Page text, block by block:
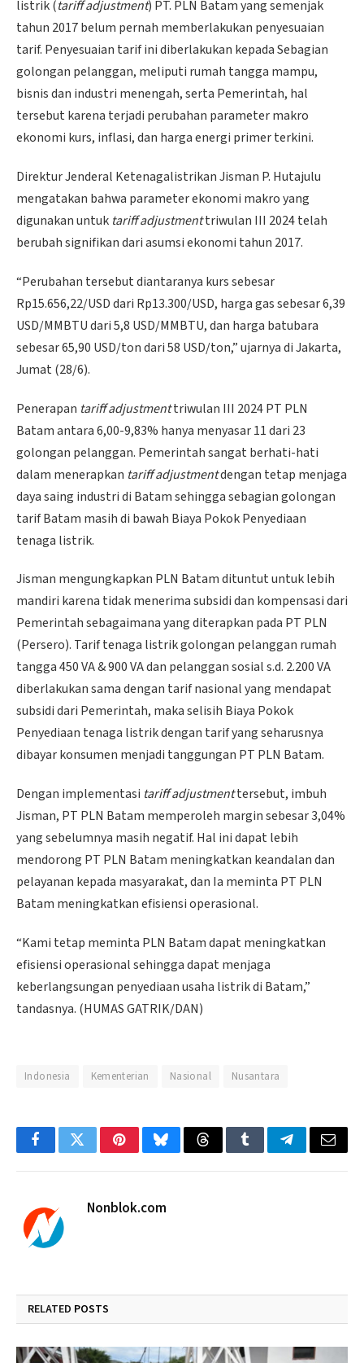
listrik (tariff adjustment) PT. PLN Batam yang semenjak
tahun 2017 belum pernah memberlakukan penyesuaian
tarif. Penyesuaian tarif ini diberlakukan kepada Sebagian
golongan pelanggan, meliputi rumah tangga mampu,
bisnis dan industri menengah, serta Pemerintah, hal
tersebut karena terjadi perubahan parameter makro
ekonomi kurs, inflasi, dan harga energi primer terkini.
Direktur Jenderal Ketenagalistrikan Jisman P. Hutajulu
mengatakan bahwa parameter ekonomi makro yang
digunakan untuk tariff adjustmenttriwulan III 2024 telah
berubah signifikan dari asumsi ekonomi tahun 2017.
“Perubahan tersebut diantaranya kurs sebesar
Rp15.656,22/USD dari Rp13.300/USD, harga gas sebesar 6,39
USD/MMBTU dari 5,8 USD/MMBTU, dan harga batubara
sebesar 65,90 USD/ton dari 58 USD/ton,” ujarnya di Jakarta,
Jumat (28/6).
Penerapan tariff adjustmenttriwulan III 2024 PT PLN
Batam antara 6,00-9,83% hanya menyasar 11 dari 23
golongan pelanggan. Pemerintah sangat berhati-hati
dalam menerapkan tariff adjustmentdengan tetap menjaga
daya saing industri di Batam sehingga sebagian golongan
tarif Batam masih di bawah Biaya Pokok Penyediaan
tenaga listrik.
Jisman mengungkapkan PLN Batam dituntut untuk lebih
mandiri karena tidak menerima subsidi dan kompensasi dari
Pemerintah sebagaimana yang diterapkan pada PT PLN
(Persero). Tarif tenaga listrik golongan pelanggan rumah
tangga 450 VA & 900 VA dan pelanggan sosial s.d. 2.200 VA
diberlakukan sama dengan tarif nasional yang mendapat
subsidi dari Pemerintah, maka selisih Biaya Pokok
Penyediaan tenaga listrik dengan tarif yang seharusnya
dibayar konsumen menjadi tanggungan PT PLN Batam.
Dengan implementasi tariff adjustmenttersebut, imbuh
Jisman, PT PLN Batam memperoleh margin sebesar 3,04%
yang sebelumnya masih negatif. Hal ini dapat lebih
mendorong PT PLN Batam meningkatkan keandalan dan
pelayanan kepada masyarakat, dan Ia meminta PT PLN
Batam meningkatkan efisiensi operasional.
“Kami tetap meminta PLN Batam dapat meningkatkan
efisiensi operasional sehingga dapat menjaga
keberlangsungan penyediaan usaha listrik di Batam,”
tandasnya. (HUMAS GATRIK/DAN)
Indonesia Kementerian Nasional Nusantara
FacebookTwitterPinterestBlueskyThreadsTumblrTelegramEmail
Nonblok.com
RELATED POSTS